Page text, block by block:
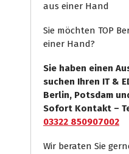
aus einer Hand
Sie möchten TOP
einer Hand?
Sie haben einen
suchen Ihren IT &
Berlin, Potsdam
Sofort Kontakt –
03322 850907002
Wir beraten Sie